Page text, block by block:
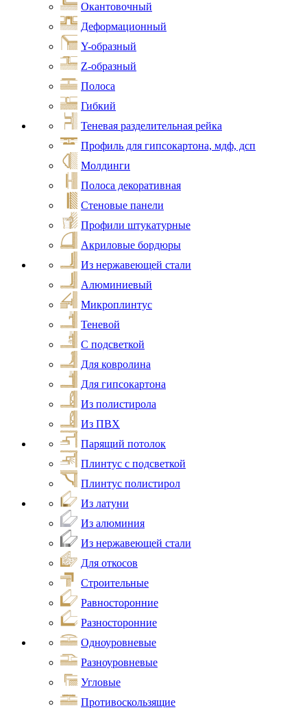
Окантовочный
Деформационный
Y-образный
Z-образный
Полоса
Гибкий
Теневая разделительная рейка
Профиль для гипсокартона, мдф, дсп
Молдинги
Полоса декоративная
Стеновые панели
Профили штукатурные
Акриловые бордюры
Из нержавеющей стали
Алюминиевый
Микроплинтус
Теневой
С подсветкой
Для ковролина
Для гипсокартона
Из полистирола
Из ПВХ
Парящий потолок
Плинтус с подсветкой
Плинтус полистирол
Из латуни
Из алюминия
Из нержавеющей стали
Для откосов
Строительные
Равносторонние
Разносторонние
Одноуровневые
Разноуровневые
Угловые
Противоскользящие